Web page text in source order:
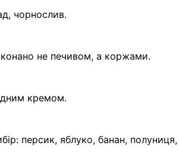
чорнослив.
не печивом, а коржами.
кремом.
персик, яблуко, банан,